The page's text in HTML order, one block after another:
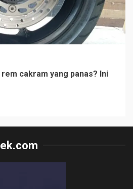
cakram yang panas? Ini